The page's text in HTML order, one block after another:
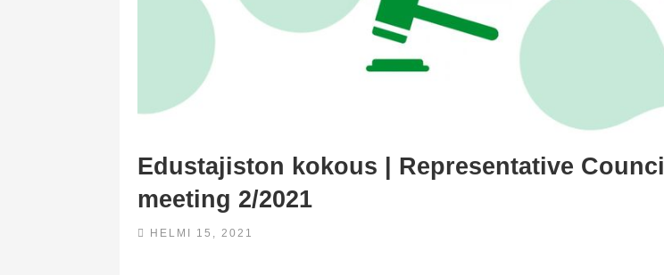
Edustajiston kokous | Representative Council
meeting 2/2021
HELMI 15, 2021